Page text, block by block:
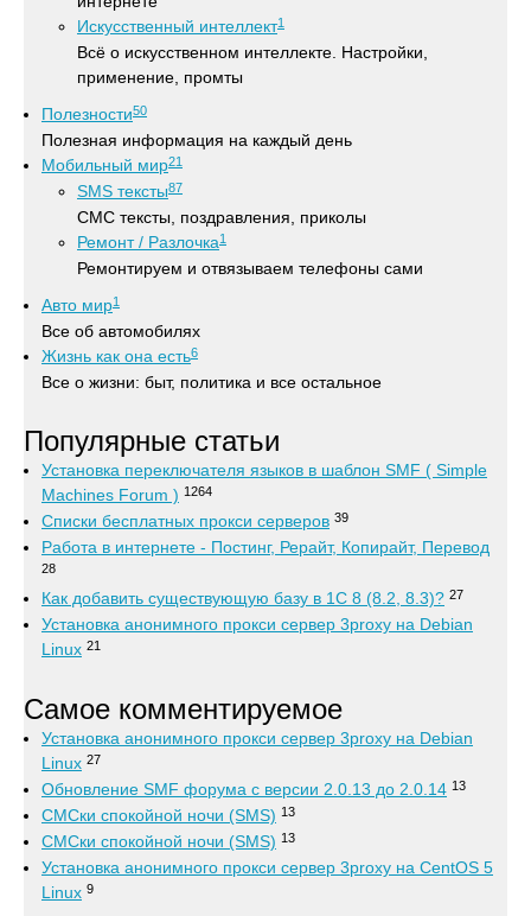
Искусственный интеллект1
Всё о искусственном интеллекте. Настройки,
применение, промты
Полезности50
Полезная информация на каждый день
Мобильный мир21
SMS тексты87
СМС тексты, поздравления, приколы
Ремонт / Разлочка1
Ремонтируем и отвязываем телефоны сами
Авто мир1
Все об автомобилях
Жизнь как она есть6
Все о жизни: быт, политика и все остальное
Популярные статьи
Установка переключателя языков в шаблон SMF ( Simple
Machines Forum ) 1264
Списки бесплатных прокси серверов 39
Работа в интернете - Постинг, Рерайт, Копирайт, Перевод
28
Как добавить существующую базу в 1С 8 (8.2, 8.3)? 27
Установка анонимного прокси сервер 3proxy на Debian
Linux 21
Самое комментируемое
Установка анонимного прокси сервер 3proxy на Debian
Linux 27
Обновление SMF форума с версии 2.0.13 до 2.0.14 13
СМСки спокойной ночи (SMS) 13
СМСки спокойной ночи (SMS) 13
Установка анонимного прокси сервер 3proxy на CentOS 5
Linux 9